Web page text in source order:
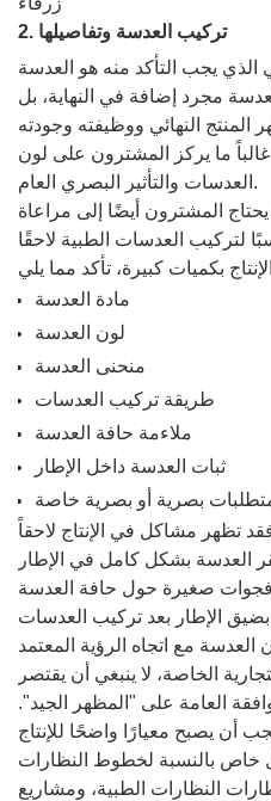
2. تركيب العدسة وتفاصيلها
مجرد إضافة في النهاية، بل
ما يركز المشترون على لون
العدسات والتأثير البصري العام.
المشترون أيضًا إلى مراعاة
مادة العدسة
لون العدسة
منحنى العدسة
طريقة تركيب العدسات
ملاءمة حافة العدسة
ثبات العدسة داخل الإطار
بصرية أو بصرية خاصة
الخاصة، لا ينبغي أن يقتصر
العامة على "المظهر الجيد".
خاص بالنسبة لخطوط النظارات
النظارات الطبية، ومشاريع